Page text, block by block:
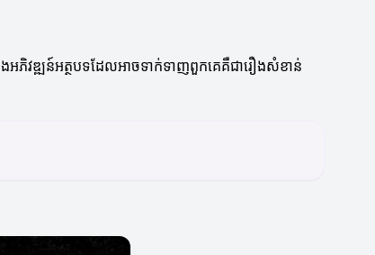
អភិវឌ្ឍន៍អត្ថបទដែលអាចទាក់ទាញពួកគេគឺជារឿងសំខាន់